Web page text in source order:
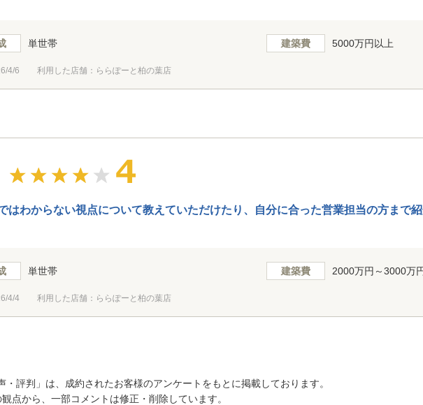
単世帯 建築費 5000万円以上
4/6 利用した店舗：ららぽーと柏の葉店
はわからない視点について教えていただけたり、自分に合った営業担当の方まで
単世帯 建築費 2000万円～3000万
4/4 利用した店舗：ららぽーと柏の葉店
評判」は、成約されたお客様のアンケートをもとに掲載しております。
点から、一部コメントは修正・削除しています。